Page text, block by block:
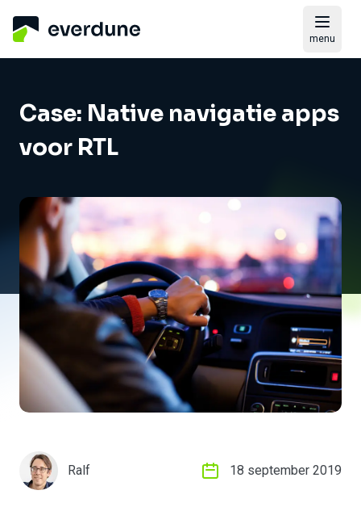
menu
Case: Native navigatie apps
voor RTL
Ralf 18 september 2019